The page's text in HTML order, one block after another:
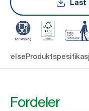
Last
Fordeler